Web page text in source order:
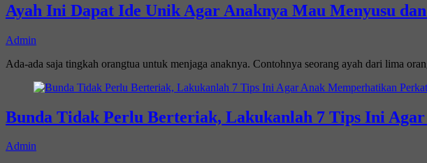
Ayah Ini Dapat Ide Unik Agar Anaknya Mau Menyusu
Admin
Ada-ada saja tingkah orangtua untuk menjaga anaknya. Contohnya seorang ayah dari lima
Bunda Tidak Perlu Berteriak, Lakukanlah 7 Tips Ini
Admin